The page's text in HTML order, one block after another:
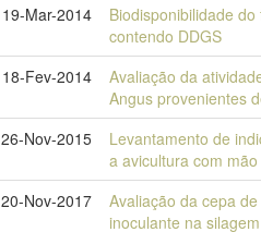
19-Mar-2014
Biodisponibilidade
contendo DDGS
18-Fev-2014
Avaliação da
Angus provenientes
26-Nov-2015
Levantamento de
a avicultura com
20-Nov-2017
Avaliação da cepa
inoculante na